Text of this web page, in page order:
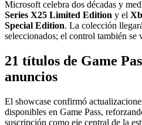
Microsoft celebra dos décadas y
Series X25 Limited Edition y el
Special Edition. La colección
seleccionados; el control también se
21 títulos de Game
anuncios
El showcase confirmó
disponibles en Game Pass,
suscripción como eje central de la